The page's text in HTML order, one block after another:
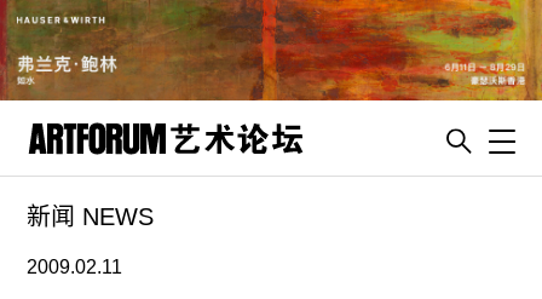
artguide
新闻
新闻 NEWS
2009.02.11